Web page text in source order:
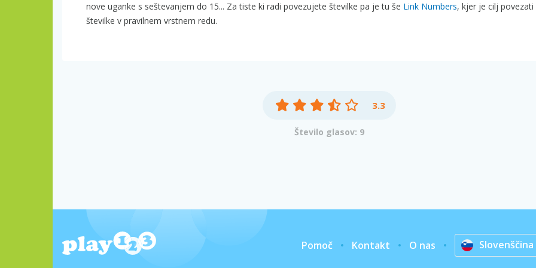
nove uganke s seštevanjem do 15... Za tiste ki radi povezujete številke pa je tu še Link Numbers, kjer je cilj povezati
številke v pravilnem vrstnem redu.
3.3
Število glasov: 9
Pomoč Kontakt O nas Slovenščina